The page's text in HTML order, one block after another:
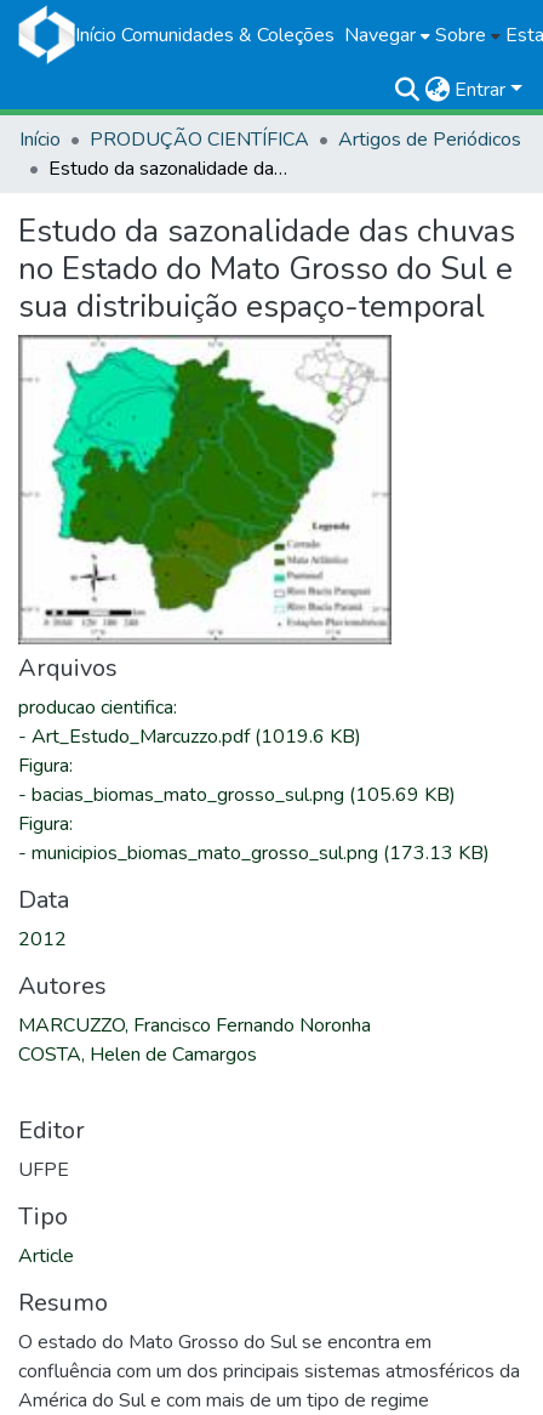
Início Comunidades & Coleções Navegar Sobre
Entrar
Início
PRODUÇÃO CIENTÍFICA
Artigos de Periódicos
Estudo da sazonalidade das chuvas no Estado do Mato Grosso do Sul e sua distribuição espaço-temporal
Estudo da sazonalidade das chuvas
no Estado do Mato Grosso do Sul e
sua distribuição espaço-temporal
Arquivos
producao cientifica:
- Art_Estudo_Marcuzzo.pdf(1019.6 KB)
Figura:
- bacias_biomas_mato_grosso_sul.png (105.69 KB)
Figura:
- municipios_biomas_mato_grosso_sul.png (173.13 KB)
Data
2012
Autores
MARCUZZO, Francisco Fernando Noronha
COSTA, Helen de Camargos
Editor
UFPE
Tipo
Article
Resumo
O estado do Mato Grosso do Sul se encontra em
confluência com um dos principais sistemas atmosféricos da
América do Sul e com mais de um tipo de regime